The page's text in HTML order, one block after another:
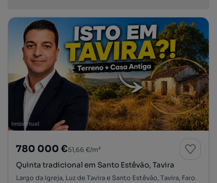
780 000 €51,66 €/m²
Quinta tradicional em Santo Estêvão, Tavira
Largo da Igreja, Luz de Tavira e Santo Estêvão, Tavira, Faro